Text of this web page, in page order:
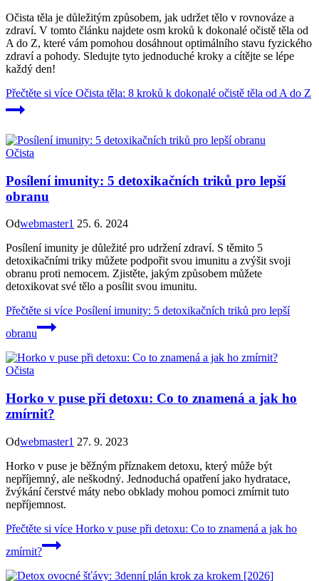
Očista těla je důležitým způsobem, jak udržet tělo v rovnováze a
zdraví. V tomto článku najdete osm kroků k dokonalé očistě těla od
A do Z, které vám pomohou dosáhnout optimálního stavu fyzického
zdraví a pohody. Sledujte tyto jednoduché kroky a cítějte se lépe
každý den!
Přečtěte si více Očista těla: 8 kroků k dokonalé očistě těla od A do Z
Očista
Posílení imunity: 5 detoxikačních triků pro lepší
obranu
Odwebmaster1 25. 6. 2024
Posílení imunity je důležité pro udržení zdraví. S těmito 5
detoxikačními triky můžete podpořit svou imunitu a zvýšit svoji
obranu proti nemocem. Zjistěte, jakým způsobem můžete
detoxikovat své tělo a posílit svou imunitu.
Přečtěte si více Posílení imunity: 5 detoxikačních triků pro lepší
obranu
Očista
Horko v puse při detoxu: Co to znamená a jak ho
zmírnit?
Odwebmaster1 27. 9. 2023
Horko v puse je běžným příznakem detoxu, který může být
nepříjemný, ale neškodný. Jednoduchá opatření jako hydratace,
žvýkání čerstvé máty nebo obklady mohou pomoci zmírnit tuto
nepříjemnost.
Přečtěte si více Horko v puse při detoxu: Co to znamená a jak ho
zmírnit?